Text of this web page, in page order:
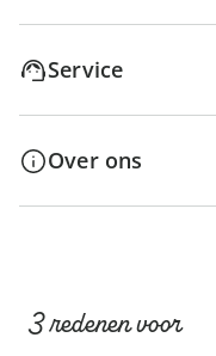
Service
Over ons
3 redenen voor